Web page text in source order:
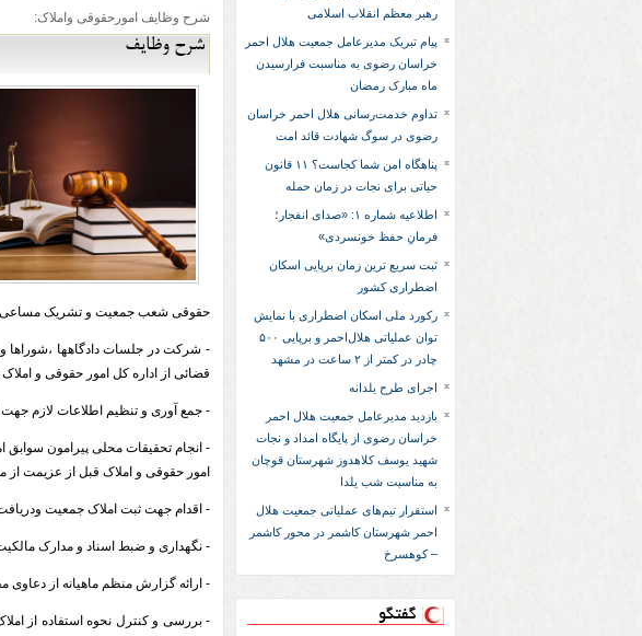
رهبر معظم انقلاب اسلامی
پیام تبریک مدیرعامل جمعیت هلال احمر
خراسان رضوی به مناسبت فرارسیدن
ماه مبارک رمضان
تداوم خدمت‌رسانی هلال احمر خراسان
رضوی در سوگ شهادت قائد امت
پناهگاه امن شما کجاست؟ ۱۱ قانون
حیاتی برای نجات در زمان حمله
اطلاعیه شماره ۱: «صدای انفجار؛
فرمانِ حفظ خونسردی»
ثبت سریع‌ ترین زمان برپایی اسکان
اضطراری کشور
رکورد ملی اسکان اضطراری با نمایش
توان عملیاتی هلال‌احمر و برپایی ۵۰۰
چادر در کمتر از ۲ ساعت در مشهد
اجرای طرح یلدانه
بازدید مدیرعامل جمعیت هلال احمر
خراسان رضوی از پایگاه امداد و نجات
شهید یوسف کلاهدوز شهرستان قوچان
به مناسبت شب یلدا
استقرار تیم‌های عملیاتی جمعیت هلال
احمر شهرستان کاشمر در محور کاشمر
– کوهسرخ
گفتگو
شرح وظایف امورحقوقی واملاک:
شرح وظایف
حقوقی شعب جمعیت و تشریک مساعی با
- شرکت در جلسات دادگاهها ،شوراها
قضائی از اداره کل امور حقوقی و
- جمع آوری و تنظیم اطلاعات لازم جهت
- انجام تحقیقات محلی پیرامون سوابق
امور حقوقی و املاک قبل از عزیمت از
- اقدام جهت ثبت املاک جمعیت
- نگهداری و ضبط اسناد و مدارک
- ارائه گزارش منظم ماهیانه از
- بررسی و کنترل نحوه استفاده از